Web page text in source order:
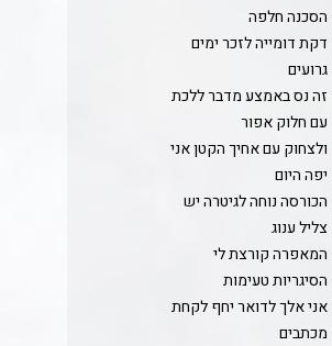
הסכנה חלפה
דקת דומייה לזכר ימים
גרועים
זה נס באמצע מדבר ללכת
עם חלוק אפור
ולצחוק עם אחיך הקטן אני
יפה היום
הכורסה נוחה לגיטרה יש
צליל ענוג
המאפרה קורצת לי
הסיגריות טעימות
אני אלך לדואר יחף לקחת
מכתבים